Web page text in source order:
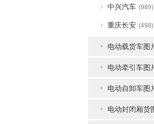
中兴汽车 (989)
重庆长安 (498)
电动载货车图
电动牵引车图
电动自卸车图
电动封闭厢货